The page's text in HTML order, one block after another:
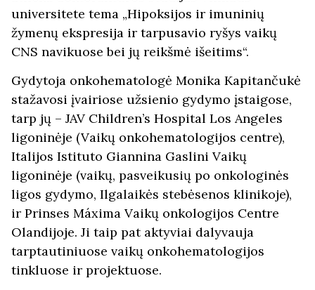
universitete tema „Hipoksijos ir imuninių
žymenų ekspresija ir tarpusavio ryšys vaikų
CNS navikuose bei jų reikšmė išeitims“.
Gydytoja onkohematologė Monika Kapitančukė
stažavosi įvairiose užsienio gydymo įstaigose,
tarp jų – JAV Children’s Hospital Los Angeles
ligoninėje (Vaikų onkohematologijos centre),
Italijos Istituto Giannina Gaslini Vaikų
ligoninėje (vaikų, pasveikusių po onkologinės
ligos gydymo, Ilgalaikės stebėsenos klinikoje),
ir Prinses Máxima Vaikų onkologijos Centre
Olandijoje. Ji taip pat aktyviai dalyvauja
tarptautiniuose vaikų onkohematologijos
tinkluose ir projektuose.